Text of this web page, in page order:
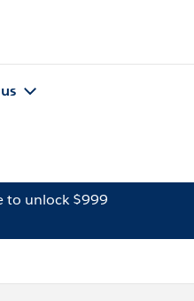
to unlock $999